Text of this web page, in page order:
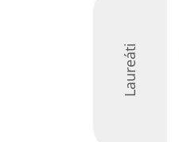
Laureáti